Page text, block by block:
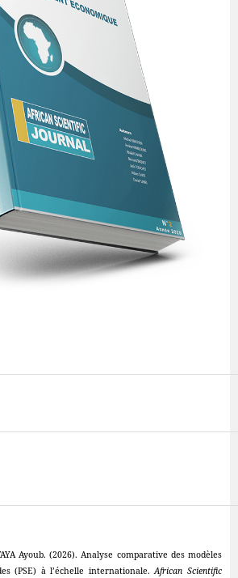
Ayoub. (2026). Analyse comparative des modèles
(PSE) à l’échelle internationale.African Scientific